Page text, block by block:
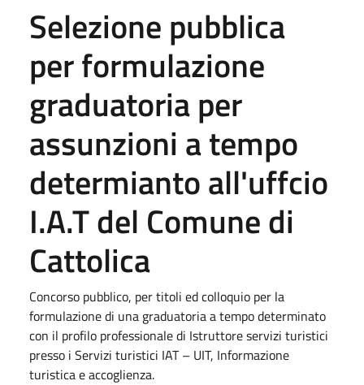
Selezione pubblica
per formulazione
graduatoria per
assunzioni a tempo
determianto all'uffcio
I.A.T del Comune di
Cattolica
Concorso pubblico, per titoli ed colloquio per la
formulazione di una graduatoria a tempo determinato
con il profilo professionale di Istruttore servizi turistici
presso i Servizi turistici IAT – UIT, Informazione
turistica e accoglienza.